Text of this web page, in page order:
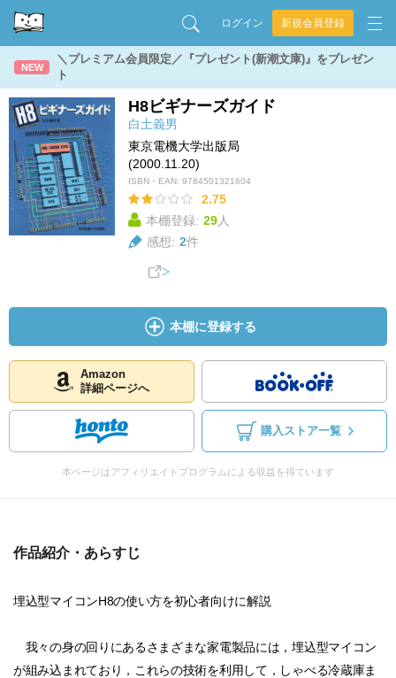
ログイン 新規会員登録
NEW
＼プレミアム会員限定／『プレゼント(新潮文庫)』をプレゼン
ト
H8ビギナーズガイド
白土義男
東京電機大学出版局
(2000.11.20)
ISBN・EAN: 9784501321604
2.75
本棚登録: 29人
感想: 2件
本棚に登録する
Amazon
詳細ページへ
購入ストア一覧
本ページはアフィリエイトプログラムによる収益を得ています
作品紹介・あらすじ
埋込型マイコンH8の使い方を初心者向けに解説
我々の身の回りにあるさまざまな家電製品には，埋込型マイコン
が組み込まれており，これらの技術を利用して，しゃべる冷蔵庫ま